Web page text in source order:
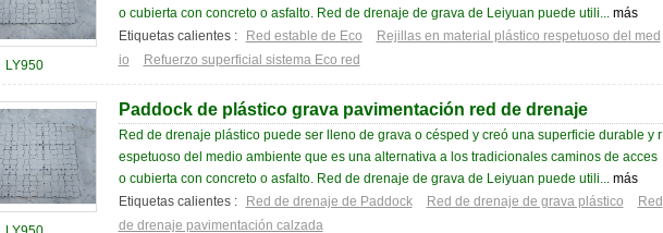
LY950
o cubierta con concreto o asfalto. Red de drenaje de grava de Leiyuan puede utili... más
Etiquetas calientes :
Red estable de Eco
Rejillas en material plástico respetuoso del med
io
Refuerzo superficial sistema Eco red
Paddock de plástico grava pavimentación red de drenaje
Red de drenaje plástico puede ser lleno de grava o césped y creó una superficie durable y r
espetuoso del medio ambiente que es una alternativa a los tradicionales caminos de acces
o cubierta con concreto o asfalto. Red de drenaje de grava de Leiyuan puede utili... más
Etiquetas calientes :
Red de drenaje de Paddock Red de drenaje de grava plástico
Red
de drenaje pavimentación calzada